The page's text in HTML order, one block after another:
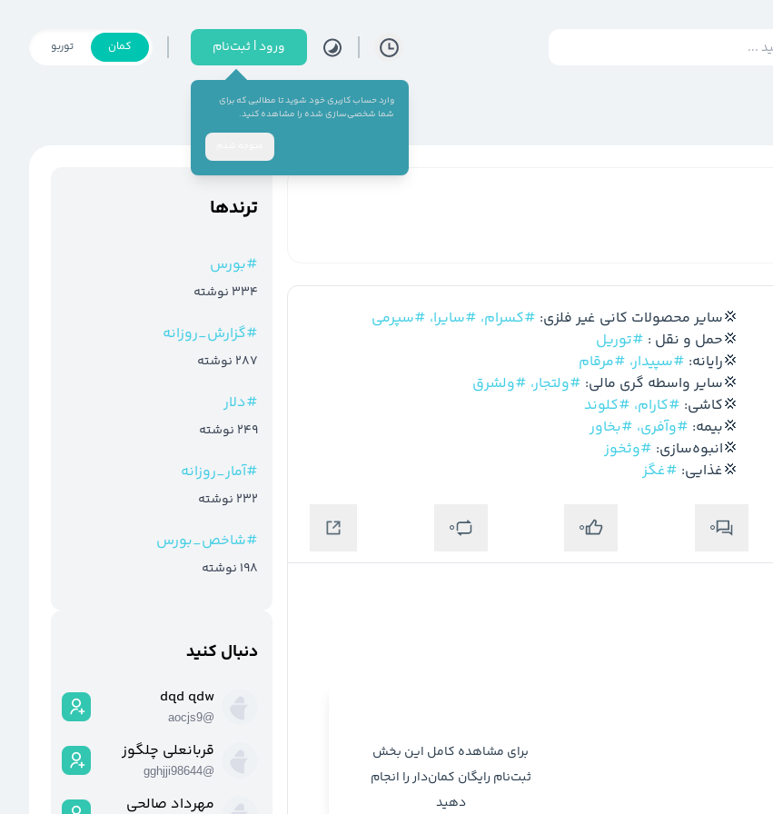
ورود | ثبت‌نام
وارد حساب کاربری خود شوید تا مطالبی که برای
شما شخصی‌سازی شده را مشاهده کنید.
کمان توربو
#کسرام، #سایرا، #سپرمی
#توریل
#سپیدار، #مرقام
#ولتجار، #ولشرق
#کارام، #کلوند
#وآفری، #بخاور
#وثخوز
#غگز
0
0
0
برای مشاهده کامل این بخش
ثبت‌نام رایگان کمان‌دار را انجام
دهید
ترند‌ها
#بورس
334 نوشته
#گزارش_روزانه
287 نوشته
#دلار
249 نوشته
#آمار_روزانه
232 نوشته
#شاخص_بورس
198 نوشته
دنبال کنید
dqd qdw
@
aocjs9
قربانعلی چلگوز
@
gghjji98644
مهرداد صالحی